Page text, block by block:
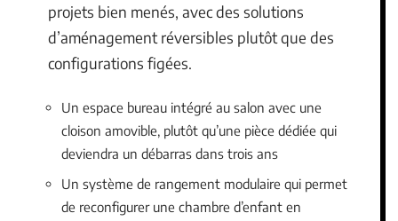
projets bien menés, avec des solutions
d’aménagement réversibles plutôt que des
configurations figées.
Un espace bureau intégré au salon avec une
cloison amovible, plutôt qu’une pièce dédiée qui
deviendra un débarras dans trois ans
Un système de rangement modulaire qui permet
de reconfigurer une chambre d’enfant en